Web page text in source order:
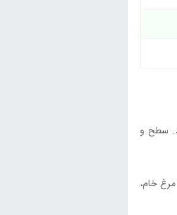
سطح و
خام،